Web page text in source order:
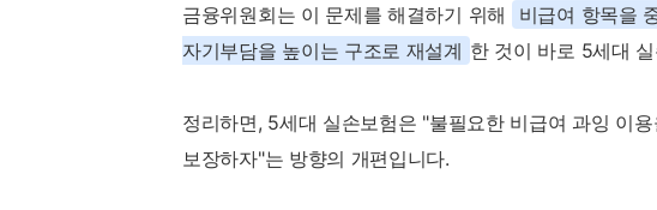
금융위원회는 이 문제를 해결하기 위해
비급여 항목을
자기부담을 높이는 구조로 재설계 한 것이 바로 5세대
정리하면, 5세대 실손보험은 "불필요한 비급여 과잉 이
보장하자"는 방향의 개편입니다.